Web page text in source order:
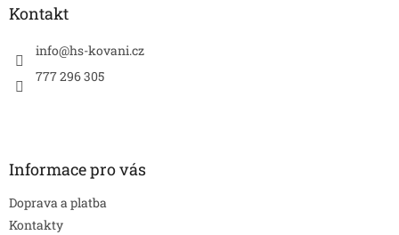
Kontakt
info@hs-kovani.cz
777 296 305
Informace pro vás
Doprava a platba
Kontakty